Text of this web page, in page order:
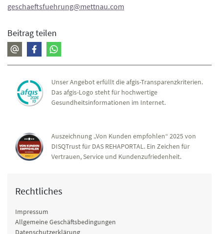
geschaeftsfuehrung@mettnau.com
Beitrag teilen
Unser Angebot erfüllt die afgis-Transparenzkriterien.
Das afgis-Logo steht für hochwertige
Gesundheitsinformationen im Internet.
Auszeichnung „Von Kunden empfohlen“ 2025 von
DISQTrust für DAS REHAPORTAL. Ein Zeichen für
Vertrauen, Service und Kundenzufriedenheit.
Rechtliches
Impressum
Allgemeine Geschäftsbedingungen
Datenschutzerklärung